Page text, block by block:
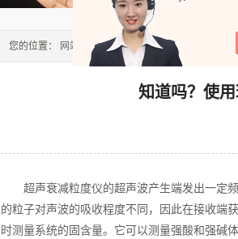
您的位置： 网站首页>>技术文章>> 知道吗？使用
知道吗？使
超声衰减粒度仪的超声波产生端发出一定频
的粒子对声波的吸收程度不同，因此在接收端
时测量系统的固含量。它可以测量强酸和强碱